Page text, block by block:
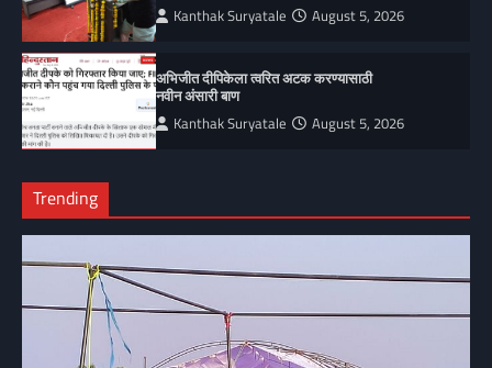
Kanthak Suryatale August 5, 2026
अभिजीत दीपिकेला त्वरित अटक करण्यासाठी
नवीन अंसारी बाण
Kanthak Suryatale August 5, 2026
Trending